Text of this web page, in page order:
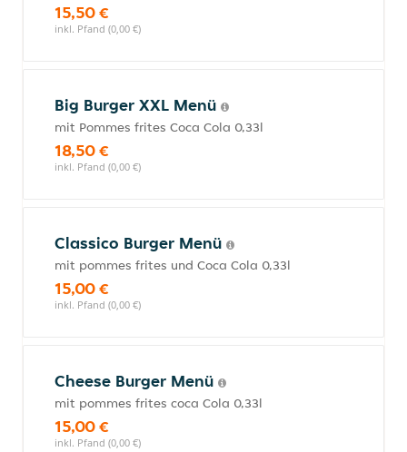
15,50 €
inkl. Pfand (0,00 €)
Big Burger XXL Menü
mit Pommes frites Coca Cola 0,33l
18,50 €
inkl. Pfand (0,00 €)
Classico Burger Menü
mit pommes frites und Coca Cola 0,33l
15,00 €
inkl. Pfand (0,00 €)
Cheese Burger Menü
mit pommes frites coca Cola 0,33l
15,00 €
inkl. Pfand (0,00 €)